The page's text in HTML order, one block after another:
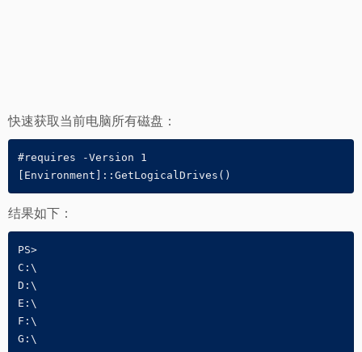
快速获取当前电脑所有磁盘：
#requires -Version 1
结果如下：
PS>
C:\
D:\
E:\
F:\